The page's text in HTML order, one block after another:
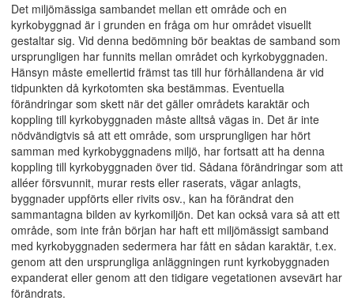
Det miljömässiga sambandet mellan ett område och en
kyrkobyggnad är i grunden en fråga om hur området visuellt
gestaltar sig. Vid denna bedömning bör beaktas de samband som
ursprungligen har funnits mellan området och kyrkobyggnaden.
Hänsyn måste emellertid främst tas till hur förhållandena är vid
tidpunkten då kyrkotomten ska bestämmas. Eventuella
förändringar som skett när det gäller områdets karaktär och
koppling till kyrkobyggnaden måste alltså vägas in. Det är inte
nödvändigtvis så att ett område, som ursprungligen har hört
samman med kyrkobyggnadens miljö, har fortsatt att ha denna
koppling till kyrkobyggnaden över tid. Sådana förändringar som att
alléer försvunnit, murar rests eller raserats, vägar anlagts,
byggnader uppförts eller rivits osv., kan ha förändrat den
sammantagna bilden av kyrkomiljön. Det kan också vara så att ett
område, som inte från början har haft ett miljömässigt samband
med kyrkobyggnaden sedermera har fått en sådan karaktär, t.ex.
genom att den ursprungliga anläggningen runt kyrkobyggnaden
expanderat eller genom att den tidigare vegetationen avsevärt har
förändrats.